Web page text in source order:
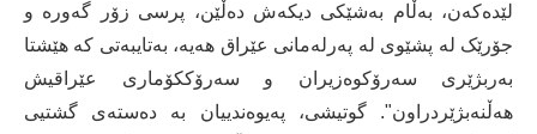
لێدەکەن، بەڵام بەشێکی دیکەش دەڵێن، پرسی زۆر گەورە و
جۆرێک لە پشێوی لە پەرلەمانی عێراق هەیە، بەتایبەتی کە هێشتا
بەربژێری سەرۆکوەزیران و سەرۆککۆماری عێراقیش
هەڵنەبژێردراون". گوتیشی، پەیوەندییان بە دەستەی گشتیی